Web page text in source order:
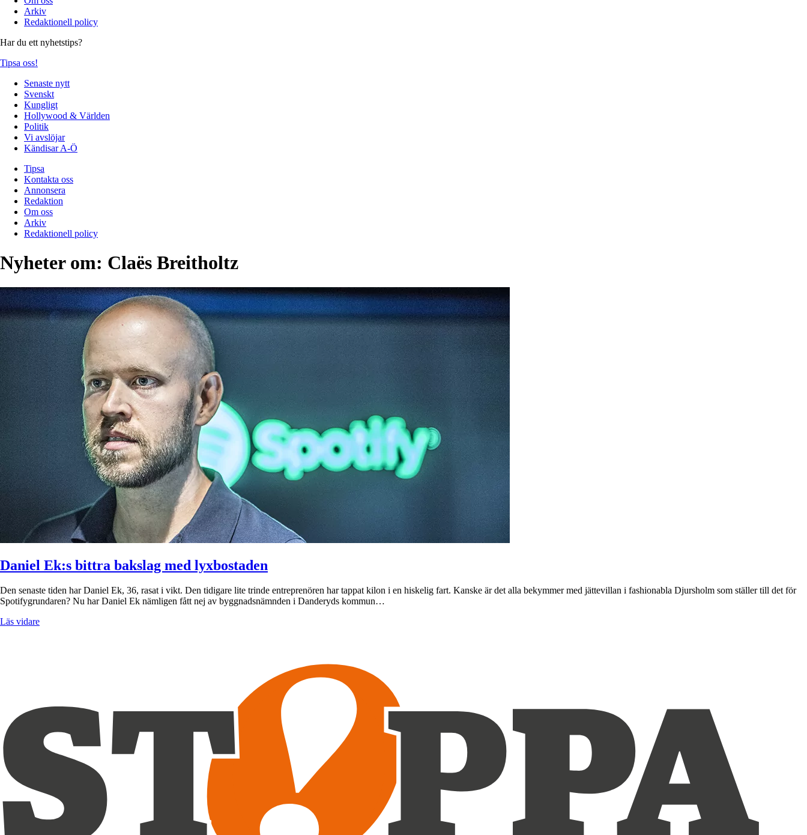
Arkiv
Redaktionell policy
Har du ett nyhetstips?
Tipsa oss!
Senaste nytt
Svenskt
Kungligt
Hollywood & Världen
Politik
Vi avslöjar
Kändisar A-Ö
Tipsa
Kontakta oss
Annonsera
Redaktion
Om oss
Arkiv
Redaktionell policy
Nyheter om: Claës Breitholtz
Daniel Ek:s bittra bakslag med lyxbostaden
Den senaste tiden har Daniel Ek, 36, rasat i vikt. Den tidigare lite trinde entreprenören har tappat kilon i en hiskelig fart. Kanske är det alla bekymmer med jättevillan i fashionabla Djursholm som ställer till det för
Spotifygrundaren? Nu har Daniel Ek nämligen fått nej av byggnadsnämnden i Danderyds kommun…
Läs vidare